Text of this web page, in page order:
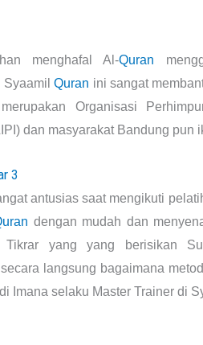
menghafal Al-Quran
SyaamilQuran ini sangat
Organisasi
dan masyarakat Bandung pun
antusias saat mengikuti
dengan mudah dan
Tikrar yang yang berisikan
langsung bagaimana
Imana selaku Master Trainer di